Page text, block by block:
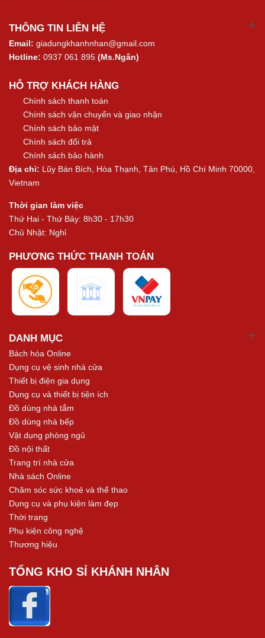
THÔNG TIN LIÊN HỆ
Email: giadungkhanhnhan@gmail.com
Hotline: 0937 061 895 (Ms.Ngân)
HỖ TRỢ KHÁCH HÀNG
Chính sách thanh toán
Chính sách vận chuyển và giao nhận
Chính sách bảo mật
Chính sách đổi trả
Chính sách bảo hành
Địa chỉ: Lũy Bán Bích, Hòa Thạnh, Tân Phú, Hồ Chí Minh 70000,
Vietnam
Thời gian làm việc
Thứ Hai - Thứ Bảy: 8h30 - 17h30
Chủ Nhật: Nghỉ
PHƯƠNG THỨC THANH TOÁN
DANH MỤC
Bách hóa Online
Dụng cụ vệ sinh nhà cửa
Thiết bị điện gia dụng
Dụng cụ và thiết bị tiện ích
Đồ dùng nhà tắm
Đồ dùng nhà bếp
Vật dụng phòng ngủ
Đồ nội thất
Trang trí nhà cửa
Nhà sách Online
Chăm sóc sức khoẻ và thể thao
Dụng cụ và phụ kiện làm đẹp
Thời trang
Phụ kiện công nghệ
Thương hiệu
TỔNG KHO SỈ KHÁNH NHÂN